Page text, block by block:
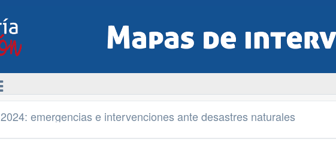
2024: emergencias e intervenciones ante desastres naturales